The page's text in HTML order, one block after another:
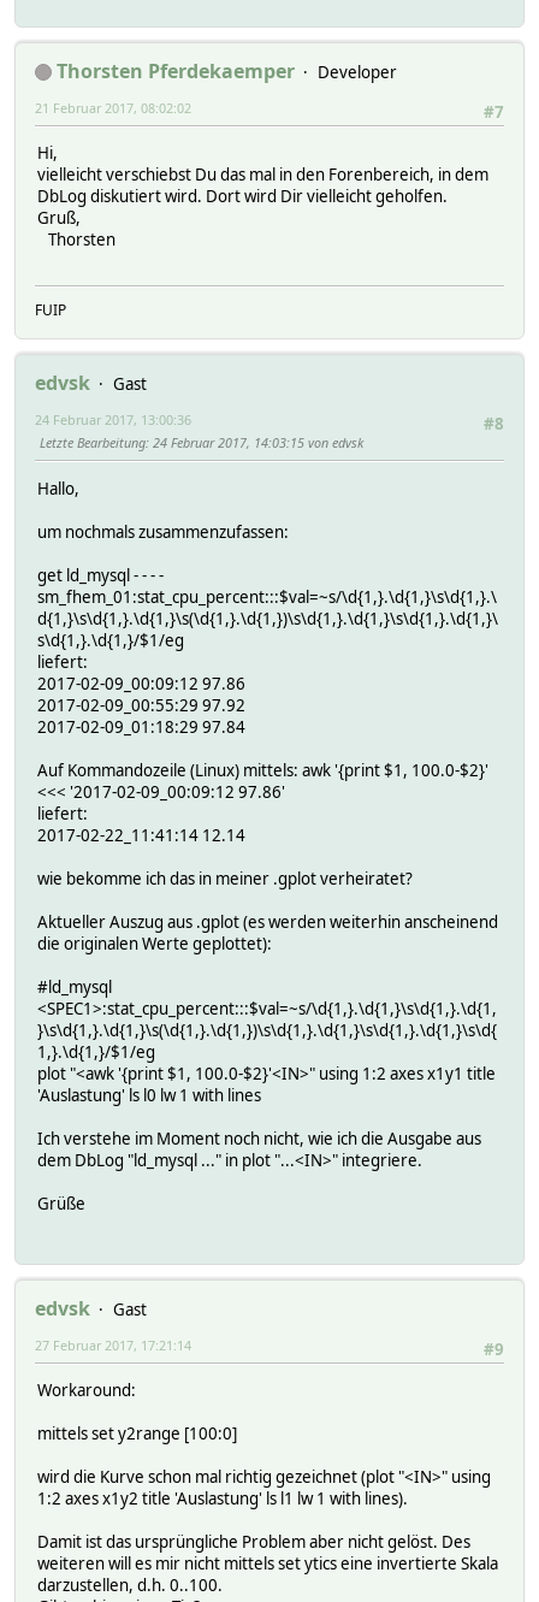
Thorsten Pferdekaemper
Developer
#7
21 Februar 2017, 08:02:02
Hi,
vielleicht verschiebst Du das mal in den Forenbereich, in dem
DbLog diskutiert wird. Dort wird Dir vielleicht geholfen.
Gruß,
Thorsten
FUIP
edvsk
Gast
#8
24 Februar 2017, 13:00:36
Letzte Bearbeitung: 24 Februar 2017, 14:03:15 von edvsk
Hallo,
um nochmals zusammenzufassen:
get ld_mysql - - - -
sm_fhem_01:stat_cpu_percent:::$val=~s/\d{1,}.\d{1,}\s\d{1,}.\
d{1,}\s\d{1,}.\d{1,}\s(\d{1,}.\d{1,})\s\d{1,}.\d{1,}\s\d{1,}.\d{1,}\
s\d{1,}.\d{1,}/$1/eg
liefert:
2017-02-09_00:09:12 97.86
2017-02-09_00:55:29 97.92
2017-02-09_01:18:29 97.84
Auf Kommandozeile (Linux) mittels: awk '{print $1, 100.0-$2}'
<<< '2017-02-09_00:09:12 97.86'
liefert:
2017-02-22_11:41:14 12.14
wie bekomme ich das in meiner .gplot verheiratet?
Aktueller Auszug aus .gplot (es werden weiterhin anscheinend
die originalen Werte geplottet):
#ld_mysql
<SPEC1>:stat_cpu_percent:::$val=~s/\d{1,}.\d{1,}\s\d{1,}.\d{1,
}\s\d{1,}.\d{1,}\s(\d{1,}.\d{1,})\s\d{1,}.\d{1,}\s\d{1,}.\d{1,}\s\d{
1,}.\d{1,}/$1/eg
plot "<awk '{print $1, 100.0-$2}'<IN>" using 1:2 axes x1y1 title
'Auslastung' ls l0 lw 1 with lines
Ich verstehe im Moment noch nicht, wie ich die Ausgabe aus
dem DbLog "ld_mysql ..." in plot "...<IN>" integriere.
Grüße
edvsk
Gast
#9
27 Februar 2017, 17:21:14
Workaround:
mittels set y2range [100:0]
wird die Kurve schon mal richtig gezeichnet (plot "<IN>" using
1:2 axes x1y2 title 'Auslastung' ls l1 lw 1 with lines).
Damit ist das ursprüngliche Problem aber nicht gelöst. Des
weiteren will es mir nicht mittels set ytics eine invertierte Skala
darzustellen, d.h. 0..100.